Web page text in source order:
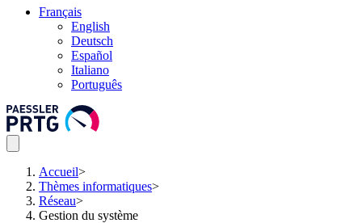
Français
English
Deutsch
Español
Italiano
Português
Accueil>
Thèmes informatiques>
Réseau>
Gestion du système